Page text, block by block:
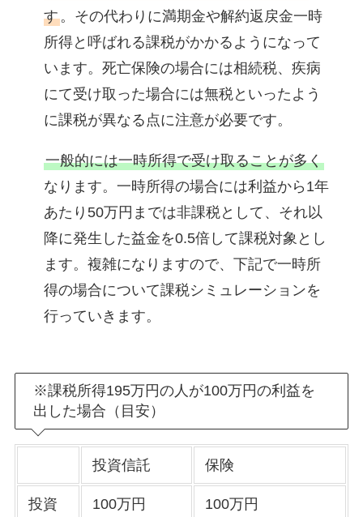
す。その代わりに満期金や解約返戻金一時
所得と呼ばれる課税がかかるようになって
います。死亡保険の場合には相続税、疾病
にて受け取った場合には無税といったよう
に課税が異なる点に注意が必要です。
一般的には一時所得で受け取ることが多く
なります。一時所得の場合には利益から1年
あたり50万円までは非課税として、それ以
降に発生した益金を0.5倍して課税対象とし
ます。複雑になりますので、下記で一時所
得の場合について課税シミュレーションを
行っていきます。
※課税所得195万円の人が100万円の利益を
出した場合（目安）
投資信託 保険
投資
100万円 100万円